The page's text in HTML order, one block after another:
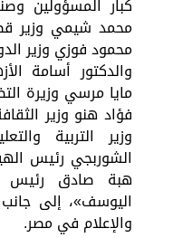
كبار المسؤولين
محمد شيمي وزير
محمود فوزي وزير
والدكتور أسامة
مايا مرسي وزيرة
فؤاد هنو وزير
وزير التربية
الشوربجي رئيس
هبة صادق رئيس
اليوسف»، إلى
والإعلام في مصر.